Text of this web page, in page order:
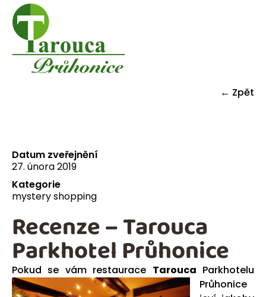
← Zpět
Datum zveřejnění
27. února 2019
Kategorie
mystery shopping
Pokud se vám restaurace Tarouca Parkhotelu
Průhonice
Recenze – Tarouca
Parkhotel Průhonice